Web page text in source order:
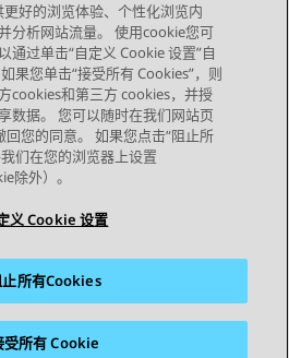
好的浏览体验、个性化浏览内
分析网站流量。 使用cookie您可
通过单击“自定义 Cookie 设置”自
果您单击“接受所有 Cookies”，则
cookies和第三方 cookies，并授
数据。 您可以随时在我们网站页
您的同意。 如果您点击“阻止所
们在您的浏览器上设置
除外）。
义 Cookie 设置
止所有Cookies
受所有 Cookie